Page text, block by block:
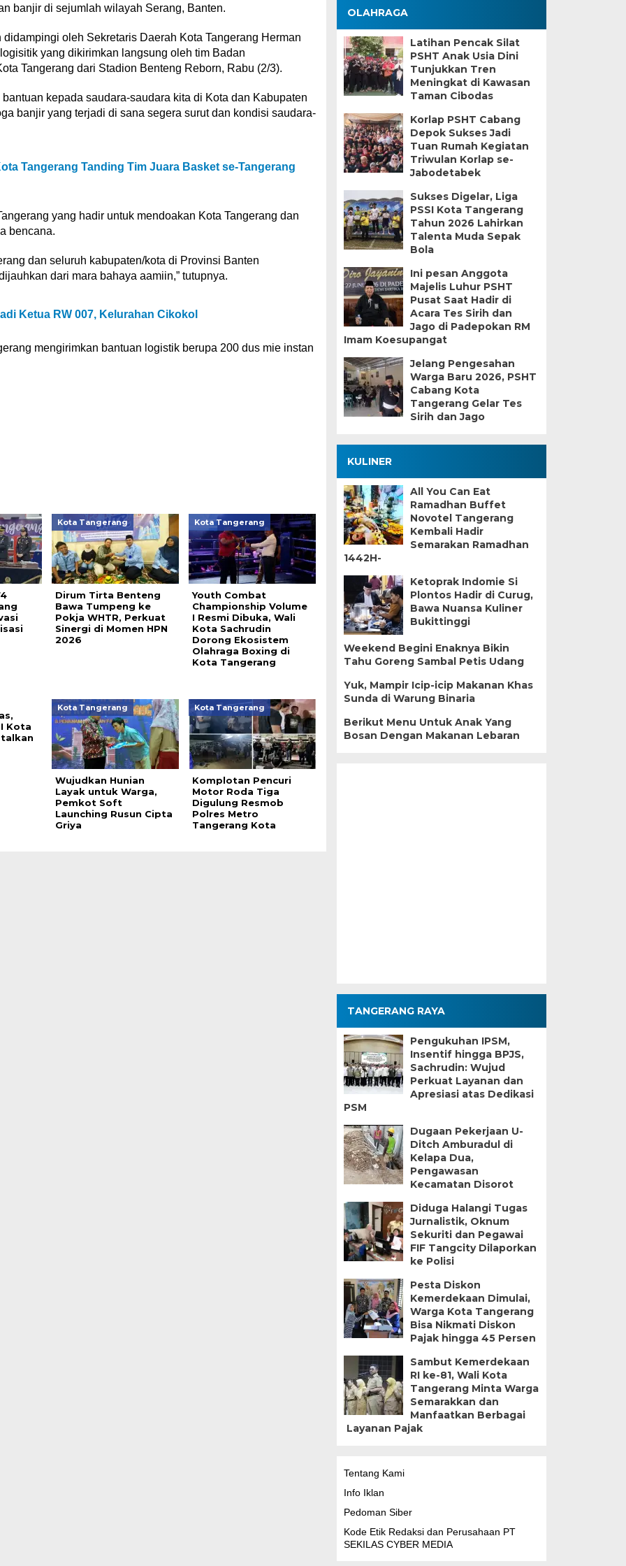
banjir di sejumlah wilayah Serang, Banten.
oleh Sekretaris Daerah Kota Tangerang Herman
yang dikirimkan langsung oleh tim Badan
Tangerang dari Stadion Benteng Reborn, Rabu (2/3).
kepada saudara-saudara kita di Kota dan Kabupaten
banjir yang terjadi di sana segera surut dan kondisi saudara-
Tangerang Tanding Tim Juara Basket se-Tangerang
yang hadir untuk mendoakan Kota Tangerang dan
bencana.
dan seluruh kabupaten/kota di Provinsi Banten
dari mara bahaya aamiin,” tutupnya.
Ketua RW 007, Kelurahan Cikokol
mengirimkan bantuan logistik berupa 200 dus mie instan
Kota Tangerang
Dirum Tirta Benteng
Bawa Tumpeng ke
Pokja WHTR, Perkuat
Sinergi di Momen HPN
2026
Kota Tangerang
Youth Combat
Championship Volume
I Resmi Dibuka, Wali
Kota Sachrudin
Dorong Ekosistem
Olahraga Boxing di
Kota Tangerang
Kota
Kota Tangerang
Wujudkan Hunian
Layak untuk Warga,
Pemkot Soft
Launching Rusun Cipta
Griya
Kota Tangerang
Komplotan Pencuri
Motor Roda Tiga
Digulung Resmob
Polres Metro
Tangerang Kota
OLAHRAGA
Latihan Pencak Silat
PSHT Anak Usia Dini
Tunjukkan Tren
Meningkat di Kawasan
Taman Cibodas
Korlap PSHT Cabang
Depok Sukses Jadi
Tuan Rumah Kegiatan
Triwulan Korlap se-
Jabodetabek
Sukses Digelar, Liga
PSSI Kota Tangerang
Tahun 2026 Lahirkan
Talenta Muda Sepak
Bola
Ini pesan Anggota
Majelis Luhur PSHT
Pusat Saat Hadir di
Acara Tes Sirih dan
Jago di Padepokan RM
Imam Koesupangat
Jelang Pengesahan
Warga Baru 2026, PSHT
Cabang Kota
Tangerang Gelar Tes
Sirih dan Jago
KULINER
All You Can Eat
Ramadhan Buffet
Novotel Tangerang
Kembali Hadir
Semarakan Ramadhan
1442H-
Ketoprak Indomie Si
Plontos Hadir di Curug,
Bawa Nuansa Kuliner
Bukittinggi
Weekend Begini Enaknya Bikin
Tahu Goreng Sambal Petis Udang
Yuk, Mampir Icip-icip Makanan Khas
Sunda di Warung Binaria
Berikut Menu Untuk Anak Yang
Bosan Dengan Makanan Lebaran
TANGERANG RAYA
Pengukuhan IPSM,
Insentif hingga BPJS,
Sachrudin: Wujud
Perkuat Layanan dan
Apresiasi atas Dedikasi
PSM
Dugaan Pekerjaan U-
Ditch Amburadul di
Kelapa Dua,
Pengawasan
Kecamatan Disorot
Diduga Halangi Tugas
Jurnalistik, Oknum
Sekuriti dan Pegawai
FIF Tangcity Dilaporkan
ke Polisi
Pesta Diskon
Kemerdekaan Dimulai,
Warga Kota Tangerang
Bisa Nikmati Diskon
Pajak hingga 45 Persen
Sambut Kemerdekaan
RI ke-81, Wali Kota
Tangerang Minta Warga
Semarakkan dan
Manfaatkan Berbagai
Layanan Pajak
Tentang Kami
Info Iklan
Pedoman Siber
Kode Etik Redaksi dan Perusahaan PT
SEKILAS CYBER MEDIA